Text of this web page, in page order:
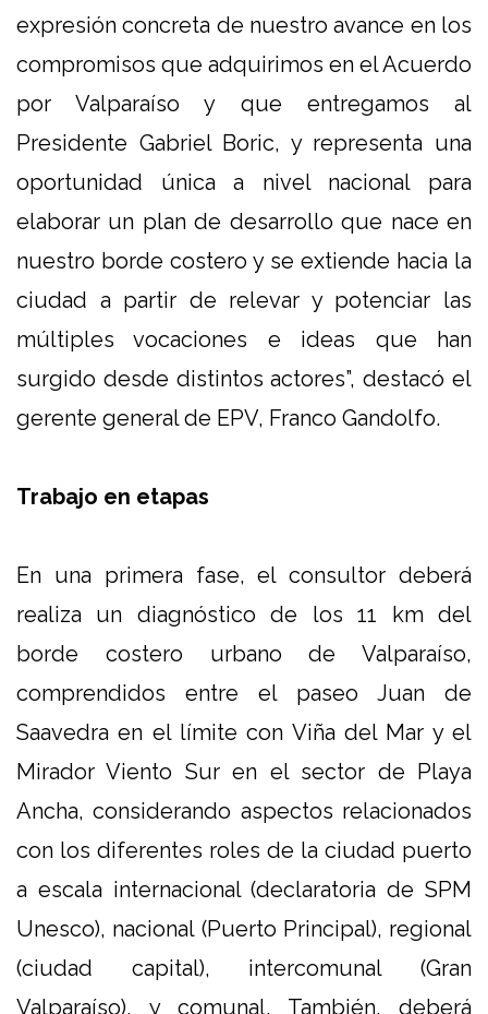
expresión concreta de nuestro avance en los
compromisos que adquirimos en el Acuerdo
por Valparaíso y que entregamos al
Presidente Gabriel Boric, y representa una
oportunidad única a nivel nacional para
elaborar un plan de desarrollo que nace en
nuestro borde costero y se extiende hacia la
ciudad a partir de relevar y potenciar las
múltiples vocaciones e ideas que han
surgido desde distintos actores”, destacó el
gerente general de EPV, Franco Gandolfo.
Trabajo en etapas
En una primera fase, el consultor deberá
realiza un diagnóstico de los 11 km del
borde costero urbano de Valparaíso,
comprendidos entre el paseo Juan de
Saavedra en el límite con Viña del Mar y el
Mirador Viento Sur en el sector de Playa
Ancha, considerando aspectos relacionados
con los diferentes roles de la ciudad puerto
a escala internacional (declaratoria de SPM
Unesco), nacional (Puerto Principal), regional
(ciudad capital), intercomunal (Gran
Valparaíso), y comunal. También, deberá